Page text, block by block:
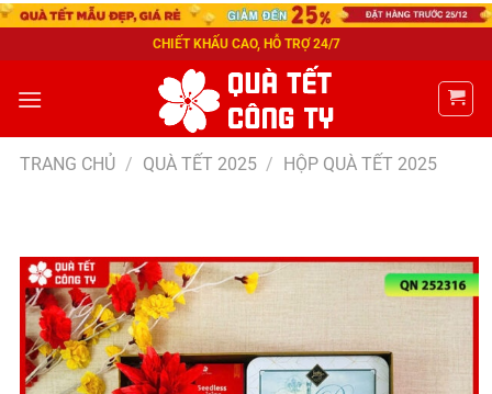
CHIẾT KHẤU CAO, HỖ TRỢ 24/7
TRANG CHỦ / QUÀ TẾT 2025 / HỘP QUÀ TẾT 2025